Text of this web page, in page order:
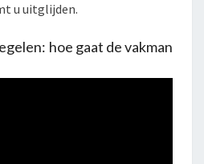
u uitglijden.
hoe gaat de vakman